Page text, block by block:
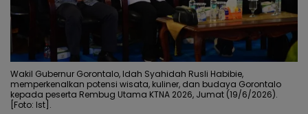
Wakil Gubernur Gorontalo, Idah Syahidah Rusli Habibie,
memperkenalkan potensi wisata, kuliner, dan budaya Gorontalo
kepada peserta Rembug Utama KTNA 2026, Jumat (19/6/2026).
[Foto: Ist].